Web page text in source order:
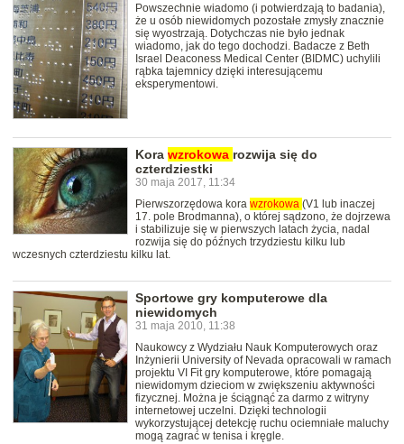
Powszechnie wiadomo (i potwierdzają to badania),
że u osób niewidomych pozostałe zmysły znacznie
się wyostrzają. Dotychczas nie było jednak
wiadomo, jak do tego dochodzi. Badacze z Beth
Israel Deaconess Medical Center (BIDMC) uchylili
rąbka tajemnicy dzięki interesującemu
eksperymentowi.
Kora wzrokowa rozwija się do
czterdziestki
30 maja 2017, 11:34
Pierwszorzędowa kora wzrokowa (V1 lub inaczej
17. pole Brodmanna), o której sądzono, że dojrzewa
i stabilizuje się w pierwszych latach życia, nadal
rozwija się do późnych trzydziestu kilku lub
wczesnych czterdziestu kilku lat.
Sportowe gry komputerowe dla
niewidomych
31 maja 2010, 11:38
Naukowcy z Wydziału Nauk Komputerowych oraz
Inżynierii University of Nevada opracowali w ramach
projektu VI Fit gry komputerowe, które pomagają
niewidomym dzieciom w zwiększeniu aktywności
fizycznej. Można je ściągnąć za darmo z witryny
internetowej uczelni. Dzięki technologii
wykorzystującej detekcję ruchu ociemniałe maluchy
mogą zagrać w tenisa i kręgle.